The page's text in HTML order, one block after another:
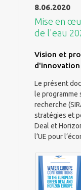
8.06.2020
Mise en
de l'eau
Vision et
d'innovation
Le présent
le programme
recherche
stratégies et
Deal et
l’UE pour